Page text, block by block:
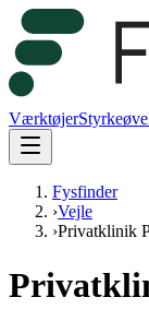
Værktøjer
Fysfinder
›Vejle
›Privatklinik